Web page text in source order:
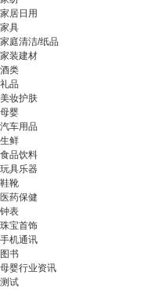
家居日用
家具
家庭清洁/纸品
家装建材
酒类
礼品
美妆护肤
母婴
汽车用品
生鲜
食品饮料
玩具乐器
鞋靴
医药保健
钟表
珠宝首饰
手机通讯
图书
母婴行业资讯
测试